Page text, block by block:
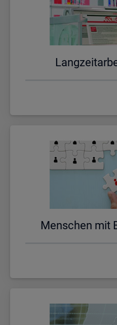
Men­schen mit